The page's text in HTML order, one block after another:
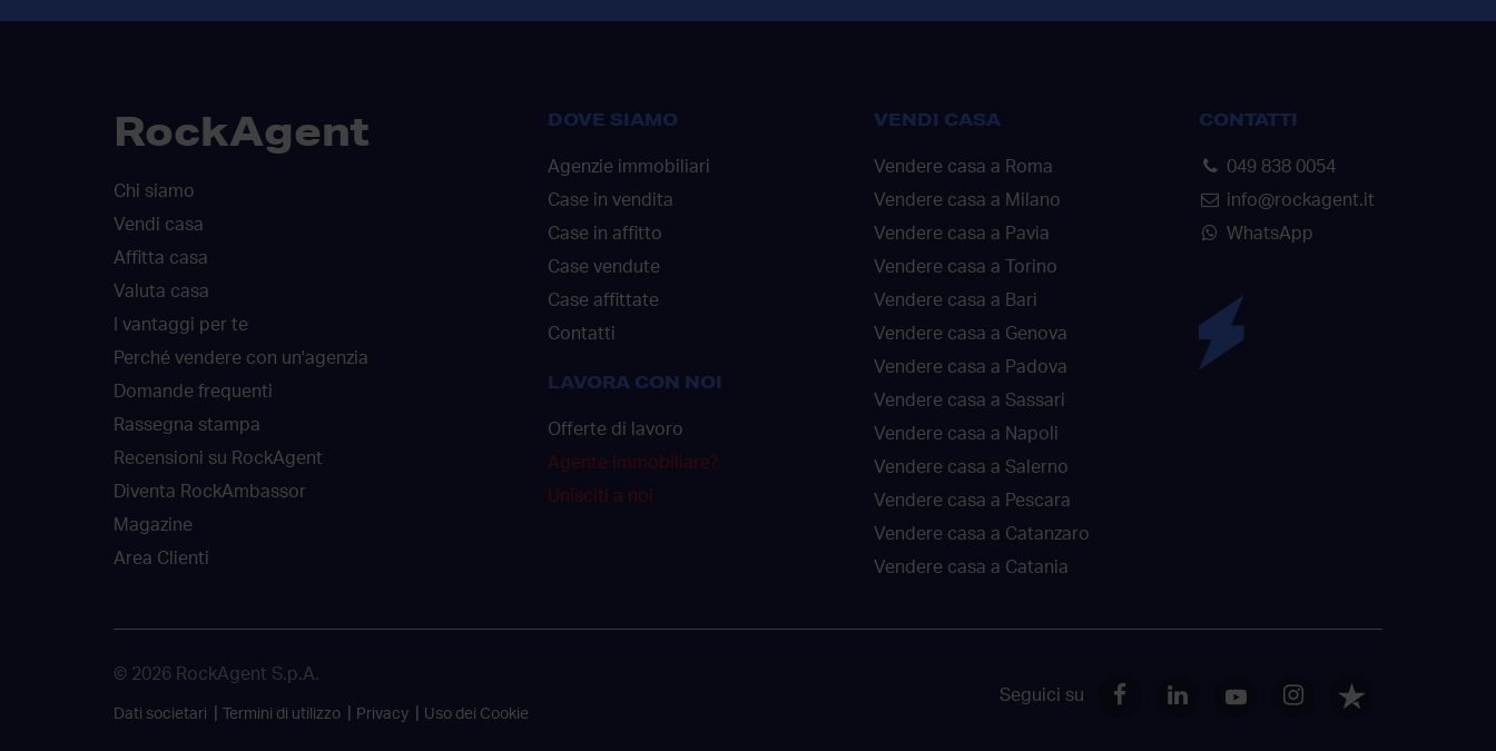
RockAgent
Chi siamo
Vendi casa
Affitta casa
Valuta casa
I vantaggi per te
Perché vendere con un'agenzia
Domande frequenti
Rassegna stampa
Recensioni su RockAgent
Diventa RockAmbassor
Magazine
Area Clienti
DOVE SIAMO
Agenzie immobiliari
Case in vendita
Case in affitto
Case vendute
Case affittate
Contatti
LAVORA CON NOI
Offerte di lavoro
Agente immobiliare?
Unisciti a noi
VENDI CASA
Vendere casa a Roma
Vendere casa a Milano
Vendere casa a Pavia
Vendere casa a Torino
Vendere casa a Bari
Vendere casa a Genova
Vendere casa a Padova
Vendere casa a Sassari
Vendere casa a Napoli
Vendere casa a Salerno
Vendere casa a Pescara
Vendere casa a Catanzaro
Vendere casa a Catania
CONTATTI
049 838 0054
info@rockagent.it
WhatsApp
Seguici su
© 2026 RockAgent S.p.A.
Dati societari Termini di utilizzo Privacy Uso dei Cookie